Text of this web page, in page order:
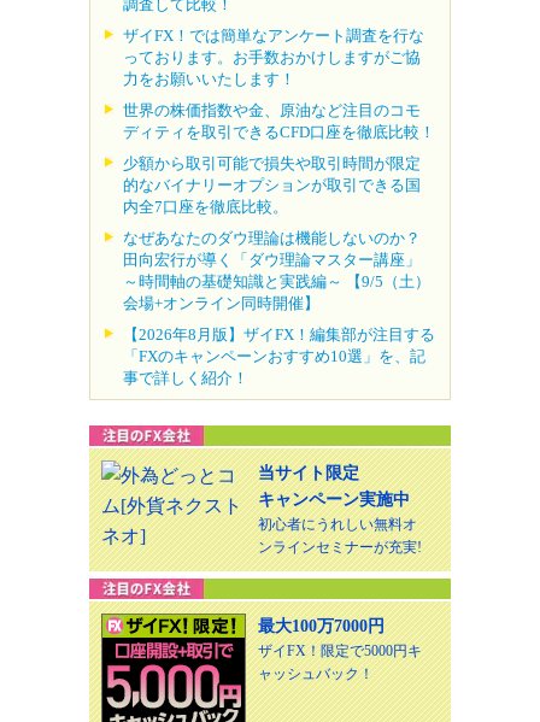
調査して比較！
ザイFX！では簡単なアンケート調査を行な
っております。お手数おかけしますがご協
力をお願いいたします！
世界の株価指数や金、原油など注目のコモ
ディティを取引できるCFD口座を徹底比較！
少額から取引可能で損失や取引時間が限定
的なバイナリーオプションが取引できる国
内全7口座を徹底比較。
なぜあなたのダウ理論は機能しないのか？
田向宏行が導く「ダウ理論マスター講座」
～時間軸の基礎知識と実践編～ 【9/5（土）
会場+オンライン同時開催】
【2026年8月版】ザイFX！編集部が注目する
「FXのキャンペーンおすすめ10選」を、記
事で詳しく紹介！
当サイト限定
キャンペーン実施中
初心者にうれしい無料オ
ンラインセミナーが充実!
最大100万7000円
ザイFX！限定で5000円キ
ャッシュバック！